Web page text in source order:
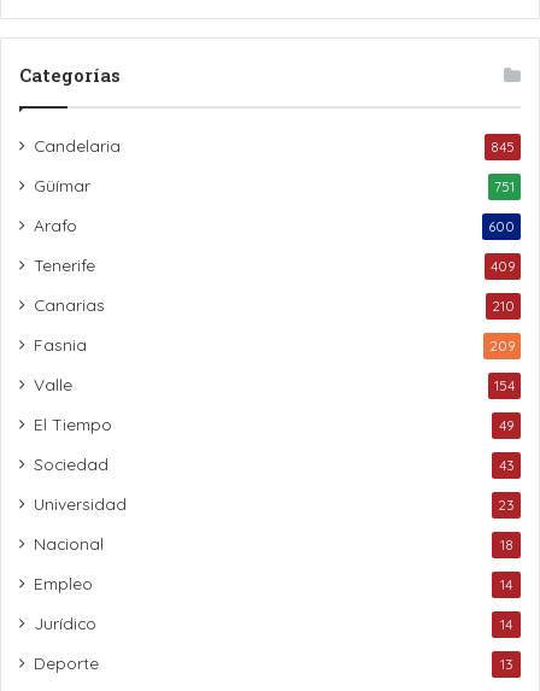
Categorías
Candelaria 845
Güímar 751
Arafo 600
Tenerife 409
Canarias 210
Fasnia 209
Valle 154
El Tiempo 49
Sociedad 43
Universidad 23
Nacional 18
Empleo 14
Jurídico 14
Deporte 13